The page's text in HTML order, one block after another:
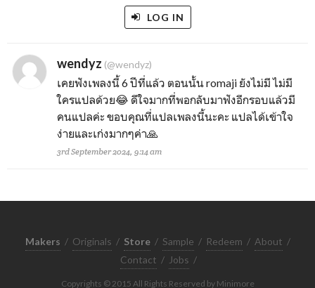
LOG IN
wendyz (@wendyz)
เคยฟังเพลงนี้ 6 ปีที่แล้ว ตอนนั้น romaji ยังไม่มี ไม่มี
ใครแปลด้วย😂 ดีใจมากที่พอกลับมาฟังอีกรอบแล้วมี
คนแปลค่ะ ขอบคุณที่แปลเพลงนี้นะคะ แปลได้เข้าใจ
ง่ายและเก่งมากๆค่า🙏
3rd September 2024, 9:14 am
Makers / Originals / Store / Sample / Redeem / About /
Contact / Jobs /
Copyrights © 2015 All Rights Reserved by Minimore